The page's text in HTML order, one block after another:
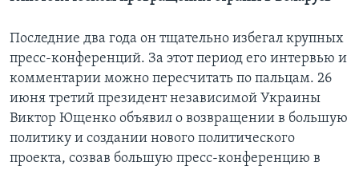
Последние два года он тщательно избегал крупных
пресс-конференций. За этот период его интервью и
комментарии можно пересчитать по пальцам. 26
июня третий президент независимой Украины
Виктор Ющенко объявил о возвращении в большую
политику и создании нового политического
проекта, созвав большую пресс-конференцию в